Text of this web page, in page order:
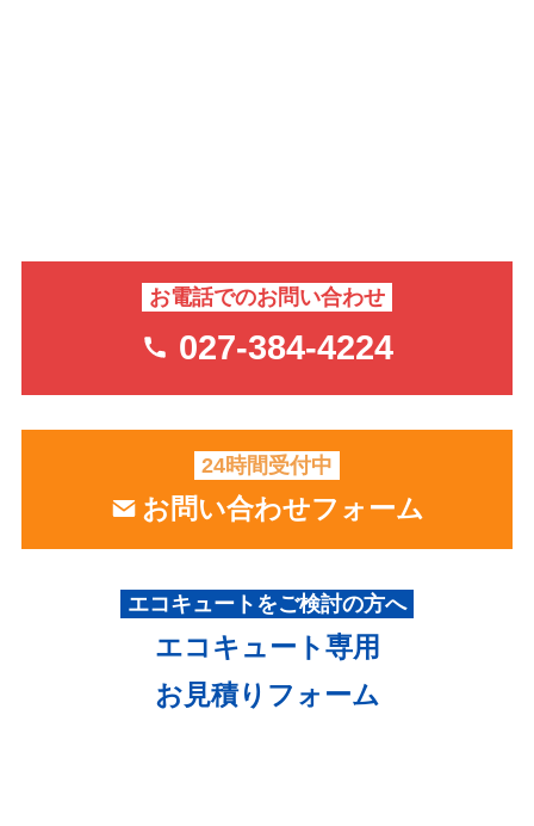
お電話でのお問い合わせ
027-384-4224
24時間受付中
お問い合わせフォーム
エコキュートをご検討の方へ
エコキュート専用
お見積りフォーム